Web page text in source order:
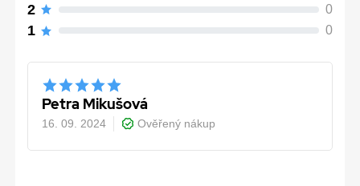
2 0
1 0
Petra Mikušová
16. 09. 2024 Ověřený nákup